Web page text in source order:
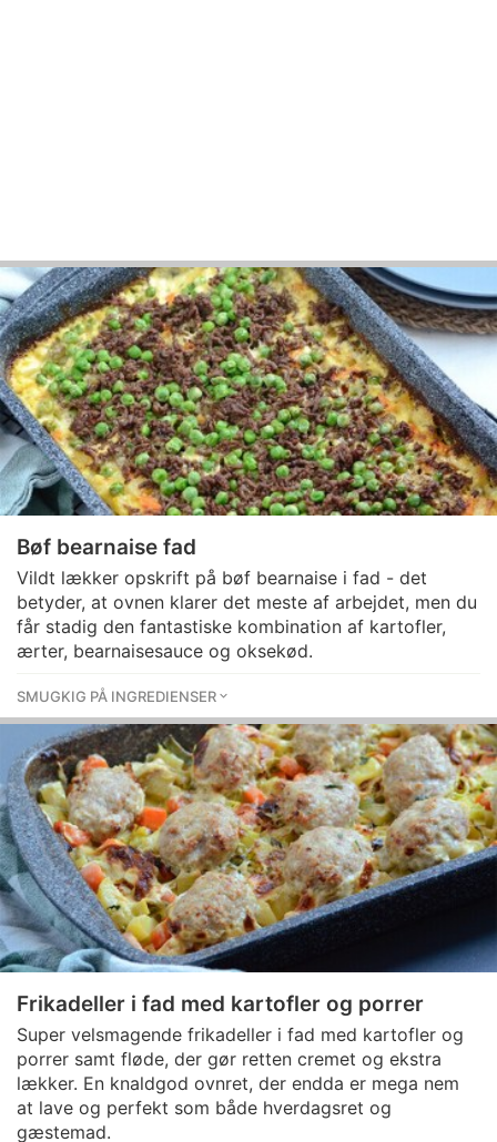
Bøf bearnaise fad
Vildt lækker opskrift på bøf bearnaise i fad - det
betyder, at ovnen klarer det meste af arbejdet, men du
får stadig den fantastiske kombination af kartofler,
ærter, bearnaisesauce og oksekød.
SMUGKIG PÅ INGREDIENSER
Frikadeller i fad med kartofler og porrer
Super velsmagende frikadeller i fad med kartofler og
porrer samt fløde, der gør retten cremet og ekstra
lækker. En knaldgod ovnret, der endda er mega nem
at lave og perfekt som både hverdagsret og
gæstemad.